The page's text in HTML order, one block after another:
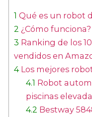
1 Qué es un robot
2 ¿Cómo funciona?
3 Ranking de los
vendidos en
4Los mejores
4.1 Robot
piscinas
4.2 Bestway